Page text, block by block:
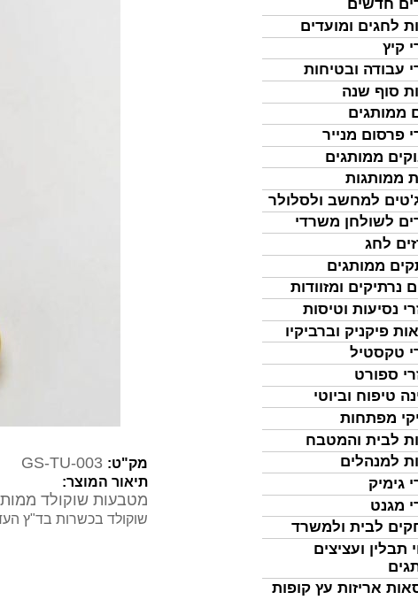
חדשים
לחגים ומועדים
קיץ
עבודה ובטיחות
סוף שנה
ממותגים
פרסום מנייר
ממותגים
ממותגות
למחשב ולסלולר
לשולחן משרדי
לחג
ממותגים
נרתיקים ומזוודות
נסיעות וטיסות
פיקניק וברביקיו
טקסטיל
ספורט
טיפוח וביוטי
מפתחות
לבית והמטבח
למנהלים
גימיק
מגנט
לבית ולמשרד
תבלין ועציצים
אריזות עץ קופות
מק"ט: GS-TU-003
תיאור המוצר:
מטבעות שוקולד
שוקולד בכשרות בד"ץ